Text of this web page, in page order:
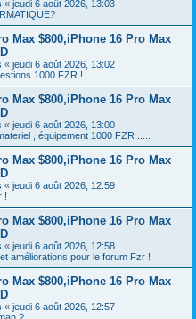
« jeudi 6 août 2026, 13:03
Max $800,iPhone 16 Pro Max
« jeudi 6 août 2026, 13:02
1000 FZR !
Max $800,iPhone 16 Pro Max
« jeudi 6 août 2026, 13:00
, équipement 1000 FZR .....
Max $800,iPhone 16 Pro Max
« jeudi 6 août 2026, 12:59
!
Max $800,iPhone 16 Pro Max
« jeudi 6 août 2026, 12:58
améliorations pour le forum Fzr !
Max $800,iPhone 16 Pro Max
« jeudi 6 août 2026, 12:57
?